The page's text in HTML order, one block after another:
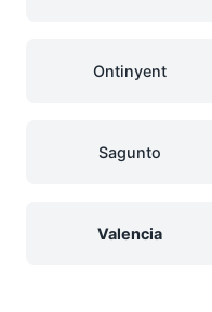
Ontinyent
Sagunto
Valencia